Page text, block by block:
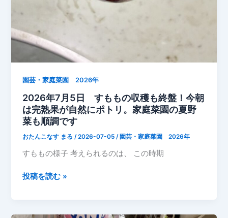
お
す
け
【な
す・
ト
マ
ト・
き
う
ク
園芸・家庭菜園 2026年
2026年7月5日 すももの収穫も終盤！今朝
は完熟果が自然にポトリ。家庭菜園の夏野
菜も順調です
おたんこなす まる /2026-07-05 / 園芸・家庭菜園 2026年
すももの様子 考えられるのは、 この時期
2026
月
投稿を読む »